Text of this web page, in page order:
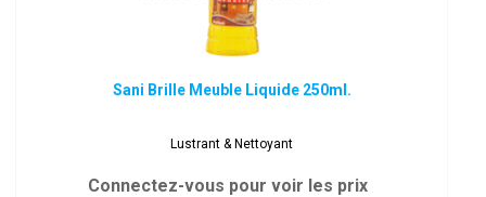
Sani Brille Meuble Liquide 250ml.
Lustrant & Nettoyant
Connectez-vous pour voir les prix